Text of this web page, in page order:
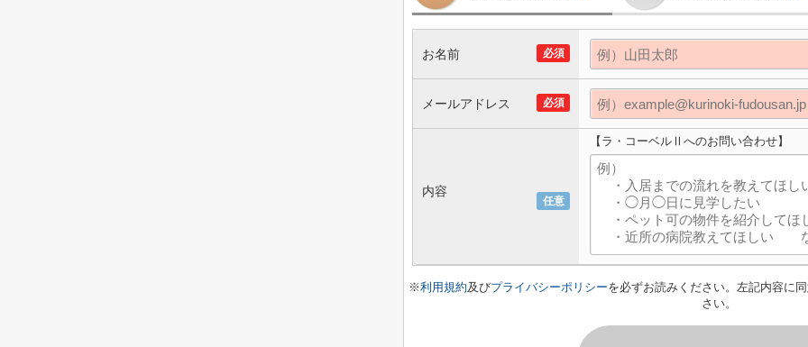
必須
お名前
必須
メールアドレス
任意
内容
【ラ・コーベルⅡへのお問い合わせ】
※利用規約及びプライバシーポリシーを必ずお読みください。左記内容に
さい。